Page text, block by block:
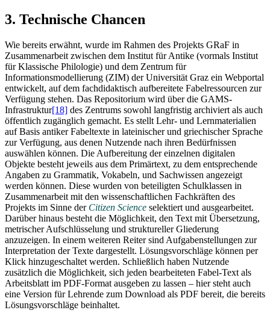
3. Technische Chancen
Wie bereits erwähnt, wurde im Rahmen des Projekts GRaF in
Zusammenarbeit zwischen dem Institut für Antike (vormals Institut
für Klassische Philologie) und dem Zentrum für
Informationsmodellierung (ZIM) der Universität Graz ein Webportal
entwickelt, auf dem fachdidaktisch aufbereitete Fabelressourcen zur
Verfügung stehen. Das Repositorium wird über die GAMS-
Infrastruktur[18] des Zentrums sowohl langfristig archiviert als auch
öffentlich zugänglich gemacht. Es stellt Lehr- und Lernmaterialien
auf Basis antiker Fabeltexte in lateinischer und griechischer Sprache
zur Verfügung, aus denen Nutzende nach ihren Bedürfnissen
auswählen können. Die Aufbereitung der einzelnen digitalen
Objekte besteht jeweils aus dem Primärtext, zu dem entsprechende
Angaben zu Grammatik, Vokabeln, und Sachwissen angezeigt
werden können. Diese wurden von beteiligten Schulklassen in
Zusammenarbeit mit den wissenschaftlichen Fachkräften des
Projekts im Sinne der Citizen Science selektiert und ausgearbeitet.
Darüber hinaus besteht die Möglichkeit, den Text mit Übersetzung,
metrischer Aufschlüsselung und struktureller Gliederung
anzuzeigen. In einem weiteren Reiter sind Aufgabenstellungen zur
Interpretation der Texte dargestellt. Lösungsvorschläge können per
Klick hinzugeschaltet werden. Schließlich haben Nutzende
zusätzlich die Möglichkeit, sich jeden bearbeiteten Fabel-Text als
Arbeitsblatt im PDF-Format ausgeben zu lassen – hier steht auch
eine Version für Lehrende zum Download als PDF bereit, die bereits
Lösungsvorschläge beinhaltet.